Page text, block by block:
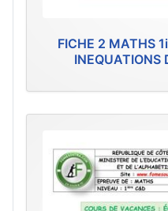
FICHE 2 MATHS
INEQUATIONS